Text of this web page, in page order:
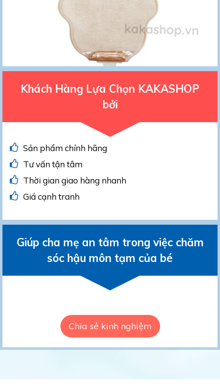
Khách Hàng Lựa Chọn KAKASHOP
bởi
Sản phẩm chính hãng
Tư vấn tận tâm
Thời gian giao hàng nhanh
Giá cạnh tranh
Giúp cha mẹ an tâm trong việc chăm
sóc hậu môn tạm của bé
Chia sẻ kinh nghiệm